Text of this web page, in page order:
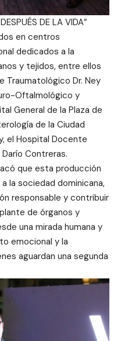
DE LA VIDA”
en centros
dedicados a la
y tejidos, entre ellos
Traumatológico Dr. Ney
Oftalmológico y
General de la Plaza de
de la Ciudad
el Hospital Docente
Contreras.
que esta producción
la sociedad dominicana,
responsable y contribuir
de órganos y
una mirada humana y
emocional y la
aguardan una segunda